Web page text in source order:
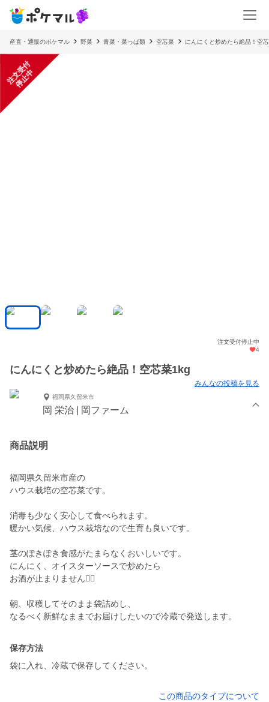
産直・通販のポケマル 野菜 青菜・菜っぱ類 空芯菜 にんにくと炒めたら絶品！空
注
文
受
付
停
止
中
注文受付停止中
4
にんにくと炒めたら絶品！空芯菜1kg
みんなの投稿を見る
福岡県久留米市
岡 栄治 | 岡ファーム
商品説明
福岡県久留米市産の
ハウス栽培の空芯菜です。
消毒も少なく安心して食べられます。
暖かい気候、ハウス栽培なので生育も良いです。
茎のぽきぽき食感がたまらなくおいしいです。
にんにく、オイスターソースで炒めたら
お酒が止まりません🙋‍♀️
朝、収穫してそのまま袋詰めし、
保存方法
袋に入れ、冷蔵で保存してください。
この商品のタイプについて